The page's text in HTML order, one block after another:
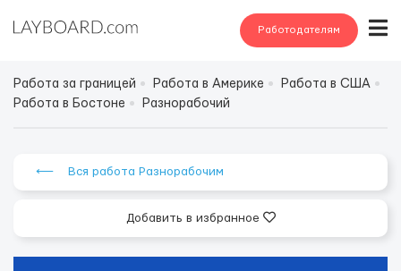
Работодателям
Работа за границей Работа в Америке
Работа в США
Работа в Бостоне
Разнорабочий
⟵ Вся работа Разнорабочим
Добавить в избранное